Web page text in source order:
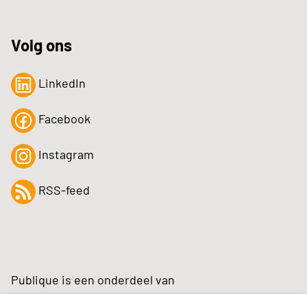
Volg ons
LinkedIn
Facebook
Instagram
RSS-feed
Publique is een onderdeel van